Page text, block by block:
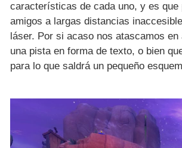
características de cada uno, y es
amigos a largas distancias
láser. Por si acaso nos atascamos
una pista en forma de texto, o bien
para lo que saldrá un pequeño